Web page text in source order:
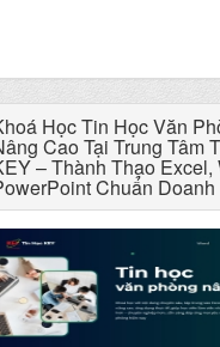
Học Tin Học Văn
Cao Tại Trung Tâm
– Thành Thạo Excel,
Chuẩn